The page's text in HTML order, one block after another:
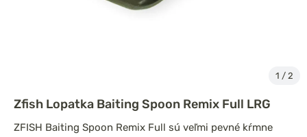
1 / 2
Zfish Lopatka Baiting Spoon Remix Full LRG
ZFISH Baiting Spoon Remix Full sú veľmi pevné kŕmne